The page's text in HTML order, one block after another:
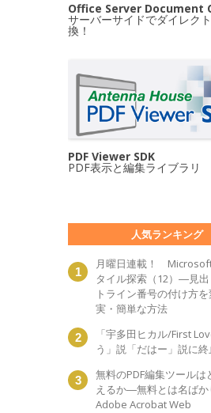
Office Server Document
サーバーサイドでダイレク
換！
PDF Viewer SDK
PDF表示と編集ライブラリ
人気ランキング
月曜日連載！
タイル探索（12）―見出
トライン番号の付け方
実・簡単な方法
「宇多田ヒカル/First
う」説「だはー」説に終
無料のPDF編集ツールは
えるか―無料とは名ばか
Adobe Acrobat Web